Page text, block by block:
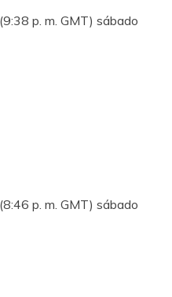
p. m. GMT) sábado
p. m. GMT) sábado